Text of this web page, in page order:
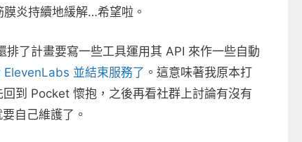
炎持續地緩解…希望啦。
了計畫要寫一些工具運用其 API 來作一些自動
並結束服務了 。這意味著我原本打
到 Pocket 懷抱，之後再看社群上討論有沒有
自己維護了。